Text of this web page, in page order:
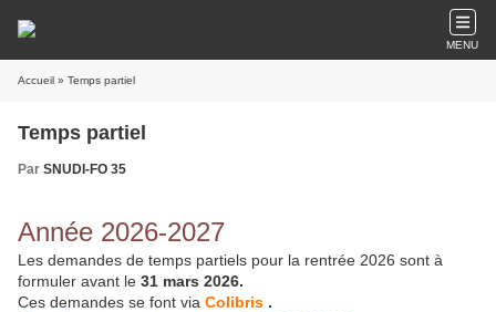
MENU
Accueil » Temps partiel
Temps partiel
Par SNUDI-FO 35
Année 2026-2027
Les demandes de temps partiels pour la rentrée 2026 sont à
formuler avant le 31 mars 2026.
Ces demandes se font via Colibris .